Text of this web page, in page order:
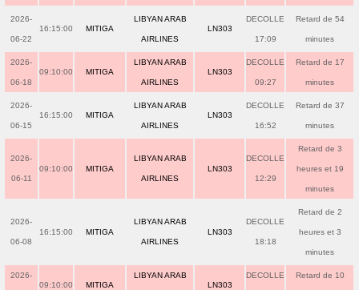
2026-
06-22
16:15:00 MITIGA
LIBYAN ARAB
AIRLINES
LN303
DECOLLE
17:09
Retard de 54
minutes
2026-
06-18
09:10:00 MITIGA
LIBYAN ARAB
AIRLINES
LN303
DECOLLE
09:27
Retard de 17
minutes
2026-
06-15
16:15:00 MITIGA
LIBYAN ARAB
AIRLINES
LN303
DECOLLE
16:52
Retard de 37
minutes
2026-
06-11
09:10:00 MITIGA
LIBYAN ARAB
AIRLINES
LN303
DECOLLE
12:29
Retard de 3
heures et 19
minutes
2026-
06-08
16:15:00 MITIGA
LIBYAN ARAB
AIRLINES
LN303
DECOLLE
18:18
Retard de 2
heures et 3
minutes
2026-
09:10:00 MITIGA
LIBYAN ARAB
LN303
DECOLLE Retard de 10